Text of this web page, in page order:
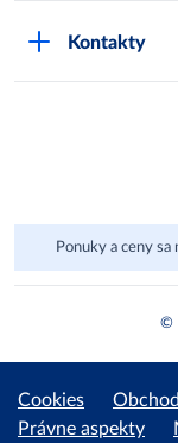
Track & trace
Kontakty
Ponuky a ceny
©
Cookies
Právne aspekty